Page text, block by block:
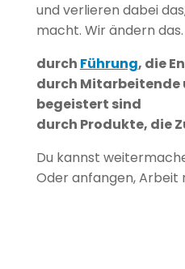
und verlieren dabei
macht. Wir ändern das.
durch Führung, die
durch Mitarbeitende
begeistert sind
durch Produkte, die
Du kannst
Oder anfangen, Arbeit